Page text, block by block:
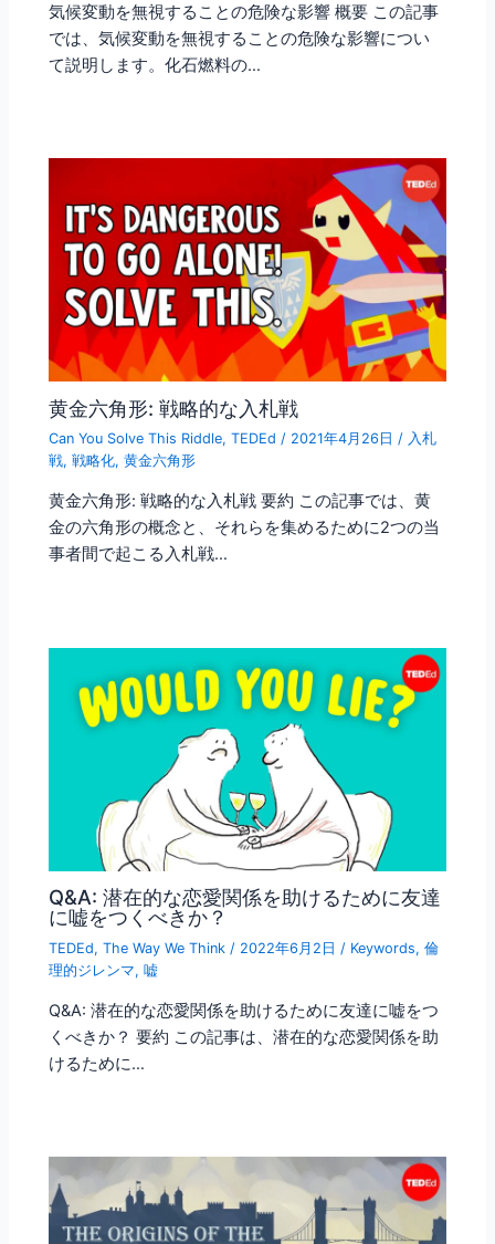
気候変動を無視することの危険な影響 概要 この記事
では、気候変動を無視することの危険な影響につい
て説明します。化石燃料の…
黄金六角形: 戦略的な入札戦
Can You Solve This Riddle,TEDEd / 2021年4月26日 / 入札
戦,戦略化,黄金六角形
黄金六角形: 戦略的な入札戦 要約 この記事では、黄
金の六角形の概念と、それらを集めるために2つの当
事者間で起こる入札戦…
Q&A: 潜在的な恋愛関係を助けるために友達
に嘘をつくべきか？
TEDEd,The Way We Think / 2022年6月2日 / Keywords,倫
理的ジレンマ,嘘
Q&A: 潜在的な恋愛関係を助けるために友達に嘘をつ
くべきか？ 要約 この記事は、潜在的な恋愛関係を助
けるために…